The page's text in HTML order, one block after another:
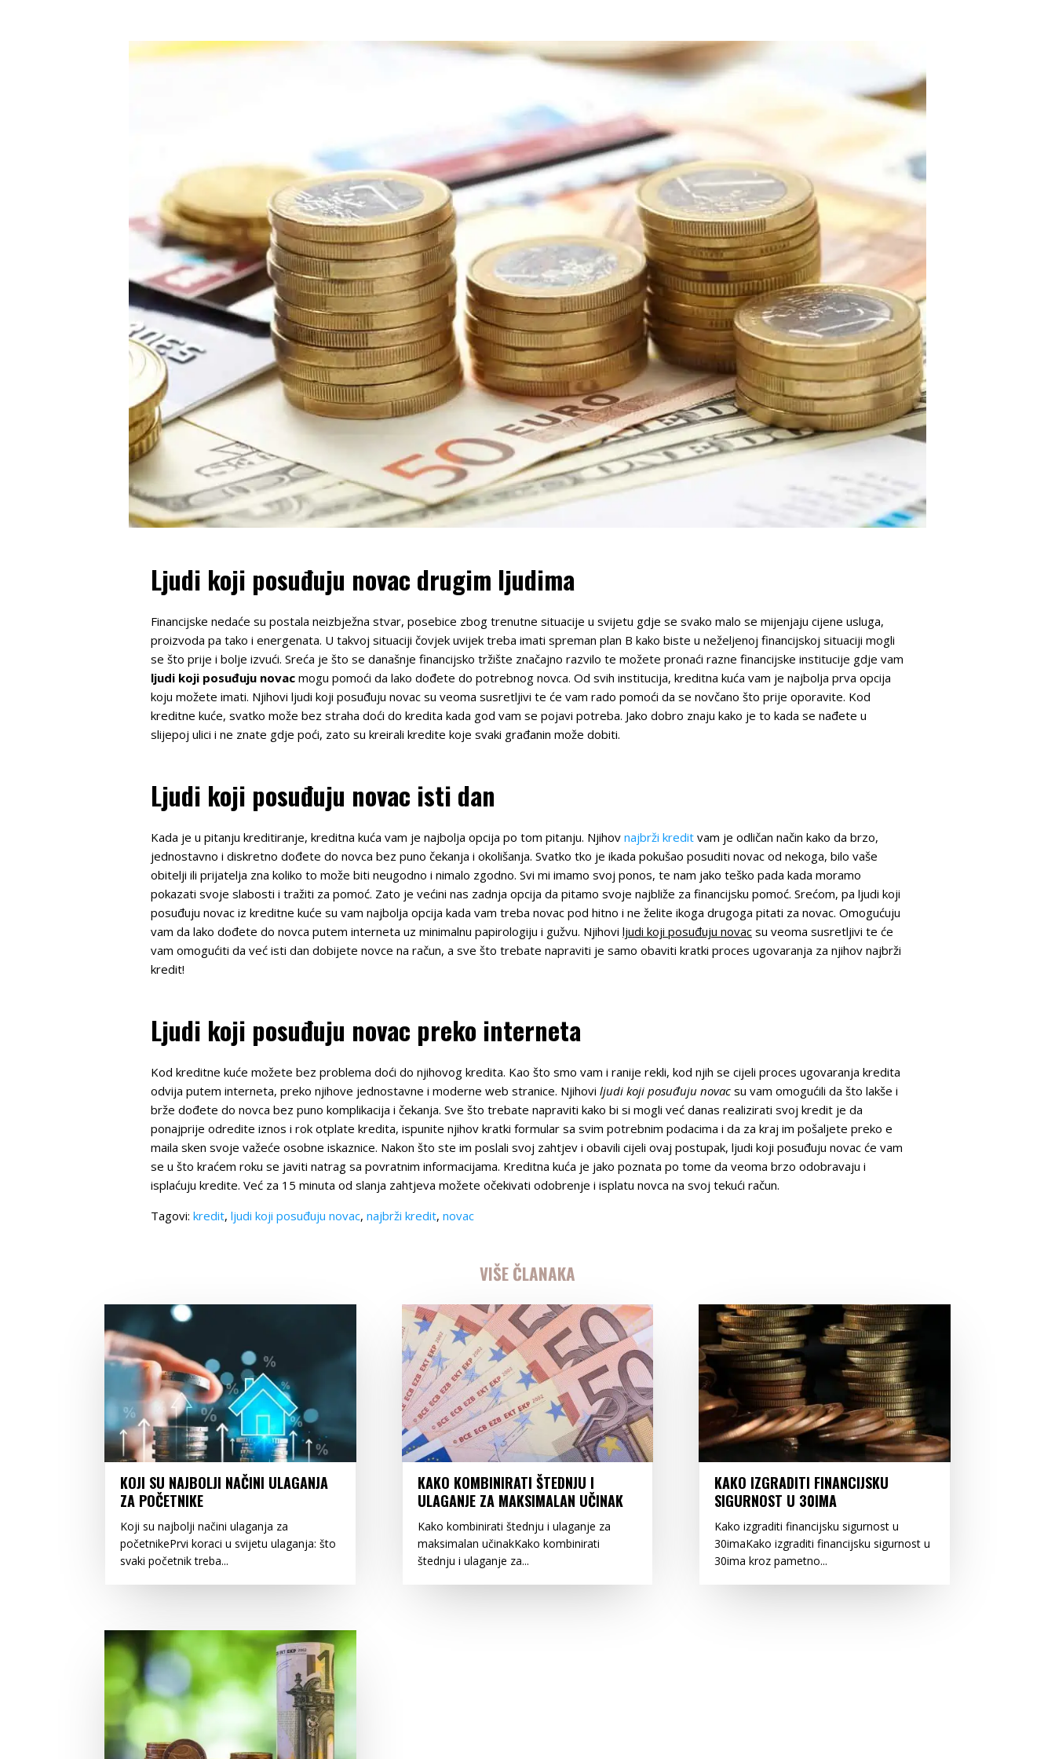
Ljudi koji posuđuju novac drugim ljudima
Financijske nedaće su postala neizbježna stvar, posebice zbog trenutne situacije u svijetu gdje se svako malo se mijenjaju cijene usluga,
proizvoda pa tako i energenata. U takvoj situaciji čovjek uvijek treba imati spreman plan B kako biste u neželjenoj financijskoj situaciji mogli
se što prije i bolje izvući. Sreća je što se današnje financijsko tržište značajno razvilo te možete pronaći razne financijske institucije gdje vam
ljudi koji posuđuju novac mogu pomoći da lako dođete do potrebnog novca. Od svih institucija, kreditna kuća vam je najbolja prva opcija
koju možete imati. Njihovi ljudi koji posuđuju novac su veoma susretljivi te će vam rado pomoći da se novčano što prije oporavite. Kod
kreditne kuće, svatko može bez straha doći do kredita kada god vam se pojavi potreba. Jako dobro znaju kako je to kada se nađete u
slijepoj ulici i ne znate gdje poći, zato su kreirali kredite koje svaki građanin može dobiti.
Ljudi koji posuđuju novac isti dan
Kada je u pitanju kreditiranje, kreditna kuća vam je najbolja opcija po tom pitanju. Njihov najbrži kredit vam je odličan način kako da brzo,
jednostavno i diskretno dođete do novca bez puno čekanja i okolišanja. Svatko tko je ikada pokušao posuditi novac od nekoga, bilo vaše
obitelji ili prijatelja zna koliko to može biti neugodno i nimalo zgodno. Svi mi imamo svoj ponos, te nam jako teško pada kada moramo
pokazati svoje slabosti i tražiti za pomoć. Zato je većini nas zadnja opcija da pitamo svoje najbliže za financijsku pomoć. Srećom, pa ljudi koji
posuđuju novac iz kreditne kuće su vam najbolja opcija kada vam treba novac pod hitno i ne želite ikoga drugoga pitati za novac. Omogućuju
vam da lako dođete do novca putem interneta uz minimalnu papirologiju i gužvu. Njihovi ljudi koji posuđuju novac su veoma susretljivi te će
vam omogućiti da već isti dan dobijete novce na račun, a sve što trebate napraviti je samo obaviti kratki proces ugovaranja za njihov najbrži
kredit!
Ljudi koji posuđuju novac preko interneta
Kod kreditne kuće možete bez problema doći do njihovog kredita. Kao što smo vam i ranije rekli, kod njih se cijeli proces ugovaranja kredita
odvija putem interneta, preko njihove jednostavne i moderne web stranice. Njihovi ljudi koji posuđuju novac su vam omogućili da što lakše i
brže dođete do novca bez puno komplikacija i čekanja. Sve što trebate napraviti kako bi si mogli već danas realizirati svoj kredit je da
ponajprije odredite iznos i rok otplate kredita, ispunite njihov kratki formular sa svim potrebnim podacima i da za kraj im pošaljete preko e
maila sken svoje važeće osobne iskaznice. Nakon što ste im poslali svoj zahtjev i obavili cijeli ovaj postupak, ljudi koji posuđuju novac će vam
se u što kraćem roku se javiti natrag sa povratnim informacijama. Kreditna kuća je jako poznata po tome da veoma brzo odobravaju i
isplaćuju kredite. Već za 15 minuta od slanja zahtjeva možete očekivati odobrenje i isplatu novca na svoj tekući račun.
Tagovi: kredit, ljudi koji posuđuju novac, najbrži kredit, novac
VIŠE ČLANAKA
KOJI SU NAJBOLJI NAČINI ULAGANJA
ZA POČETNIKE
Koji su najbolji načini ulaganja za
početnikePrvi koraci u svijetu ulaganja: što
svaki početnik treba...
KAKO KOMBINIRATI ŠTEDNJU I
ULAGANJE ZA MAKSIMALAN UČINAK
Kako kombinirati štednju i ulaganje za
maksimalan učinakKako kombinirati
štednju i ulaganje za...
KAKO IZGRADITI FINANCIJSKU
SIGURNOST U 30IMA
Kako izgraditi financijsku sigurnost u
30imaKako izgraditi financijsku sigurnost u
30ima kroz pametno...